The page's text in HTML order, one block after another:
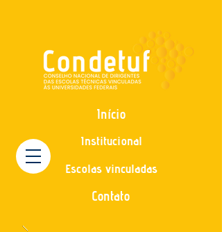
Início
Institucional
Escolas vinculadas
Contato